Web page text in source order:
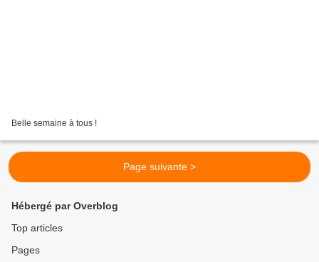
Belle semaine à tous !
Page suivante >
Hébergé par Overblog
Top articles
Pages